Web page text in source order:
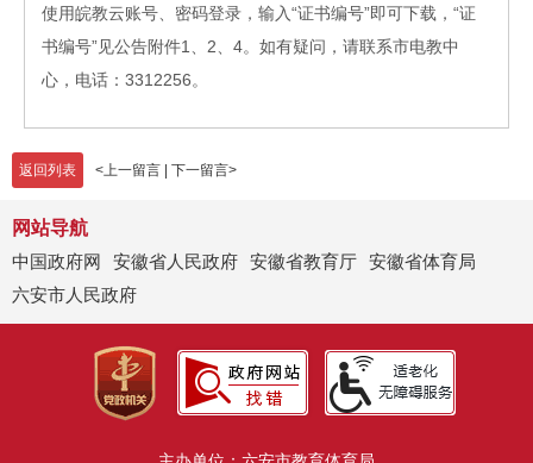
使用皖教云账号、密码登录，输入“证书编号”即可下载，“证
书编号”见公告附件1、2、4。如有疑问，请联系市电教中
心，电话：3312256。
返回列表 < 上一留言 | 下一留言>
网站导航
中国政府网
安徽省人民政府 安徽省教育厅 安徽省体育局
六安市人民政府